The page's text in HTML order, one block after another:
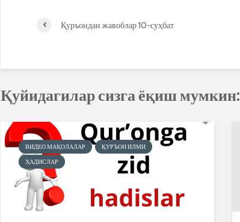
Қуръондан жавоблар 10-суҳбат
Қуйидагилар сизга ёқиш мумкин:
ВИДЕО МАҚОЛАЛАР
ҚУРЪОН ИЛМИ
ҲАДИСЛАР